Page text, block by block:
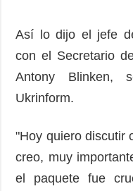
Video
Releases
Así lo dijo el jefe
con el Secretario
Antony Blinken,
Ukrinform.
"Hoy quiero discutir
creo, muy
el paquete fue